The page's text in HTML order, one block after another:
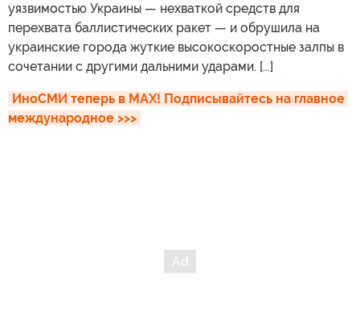
уязвимостью Украины — нехваткой средств для
перехвата баллистических ракет — и обрушила на
украинские города жуткие высокоскоростные залпы в
сочетании с другими дальними ударами. [...]
ИноСМИ теперь в MAX! Подписывайтесь на главное
международное >>>